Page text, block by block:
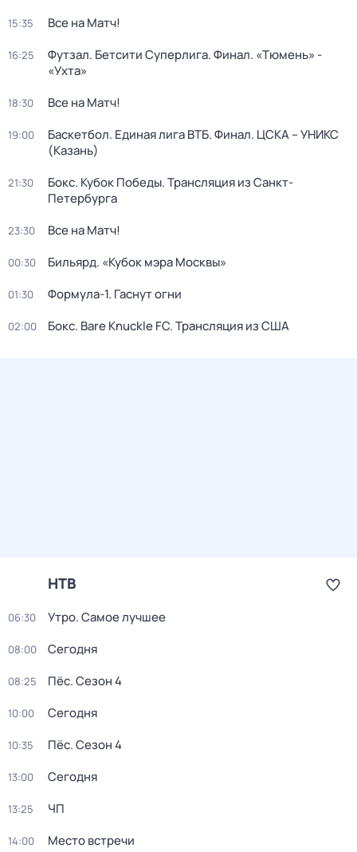
15:35 Все на Матч!
16:25
Футзал. Бетсити Суперлига. Финал. «Тюмень» -
«Ухта»
18:30 Все на Матч!
19:00
Баскетбол. Единая лига ВТБ. Финал. ЦСКА – УНИКС
(Казань)
21:30
Бокс. Кубок Победы. Трансляция из Санкт-
Петербурга
23:30 Все на Матч!
00:30 Бильярд. «Кубок мэра Москвы»
01:30 Формула-1. Гаснут огни
02:00 Бокс. Bare Knuckle FC. Трансляция из США
НТВ
06:30 Утро. Самое лучшее
08:00 Сегодня
08:25 Пёс. Сезон 4
10:00 Сегодня
10:35 Пёс. Сезон 4
13:00 Сегодня
13:25 ЧП
14:00 Место встречи